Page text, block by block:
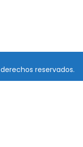
reservados.